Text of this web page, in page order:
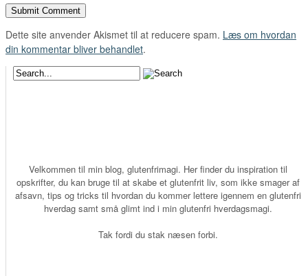
Dette site anvender Akismet til at reducere spam. Læs om hvordan
din kommentar bliver behandlet.
Velkommen til min blog, glutenfrimagi. Her finder du inspiration til
opskrifter, du kan bruge til at skabe et glutenfrit liv, som ikke smager af
afsavn, tips og tricks til hvordan du kommer lettere igennem en glutenfri
hverdag samt små glimt ind i min glutenfri hverdagsmagi.
Tak fordi du stak næsen forbi.